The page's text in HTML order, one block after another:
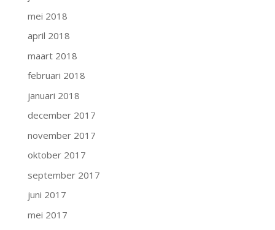
mei 2018
april 2018
maart 2018
februari 2018
januari 2018
december 2017
november 2017
oktober 2017
september 2017
juni 2017
mei 2017